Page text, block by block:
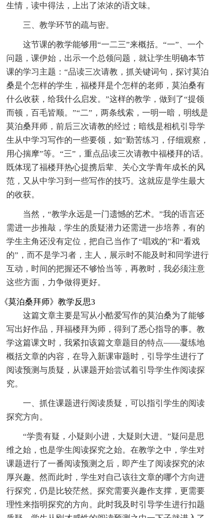
生情，读中得法，上出了浓浓的语文味。
三、教学环节的疏与密。
这节课的教学能够用“一二三”来概括。“一”、一个
问题，课伊始，出示一个总领问题，就让学生明确本节
课的学习主题：“品读三次请教，抓关键词句，探讨莫泊
桑是个怎样的学生，福楼拜是个怎样的老师，莫泊桑有
什么收获，给我什么启发。”这样的教学，做到了“提领
而顿，百毛皆顺。”“二”，两条线索，一明一暗，明线是
莫泊桑拜师，前后三次请教的经过；暗线是相机引导学
生从中学习写作的一些要领，如“勤苦练习，仔细观察，
用心揣摩”等。“三”，重点品读三次请教中福楼拜的话。
既体现了福楼拜热心提携后辈、关心文学青年成长的风
范，又从中学习到一些写作的技巧。这就应是学生最大
的收获。
当然，“教学永远是一门遗憾的艺术。”我的语言还
需进一步推敲，学生的质疑潜力还需进一步培养，有的
学生主角还没有定位，把自己当作了“唱戏的”和“看戏
的”，而不是学习者，主人，展示时不能及时和同学进行
互动，时间的把握还不够恰当等，再教时，我必须注意
这些方面，力争做得更好。
《莫泊桑拜师》教学反思3
这篇文章主要是写从小酷爱写作的莫泊桑为了能够
写出好作品，拜福楼拜为师，得到了悉心指导的事。教
学这篇课文时，我紧扣该篇文章题目的特点——凝练地
概括文章的内容，在导入新课审题时，引导学生进行了
阅读预测与质疑，从课题开始尝试着引导学生作阅读探
究。
一、抓住课题进行阅读质疑，可以指引学生的阅读
探究方向。
“学贵有疑，小疑则小进，大疑则大进。”疑问是思
维之始，也是学生阅读探究之始。在教学之中，学生对
课题进行了一番阅读预测之后，即产生了阅读探究的浓
厚兴趣。然而此时，学生对自己该往文章的哪个方向进
行探究，仍是比较茫然。探究需要兴趣作支撑，更需要
理性来指明探究的方向。此时我及时引导学生进行扣题